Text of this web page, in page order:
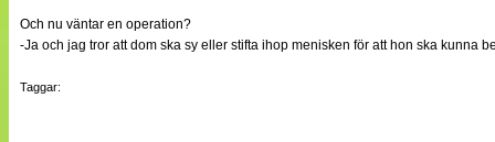
Split vision
Om oss
Och nu väntar en operation?
-Ja och jag tror att dom ska sy eller stifta ihop menisken för att hon ska kunna
Taggar: